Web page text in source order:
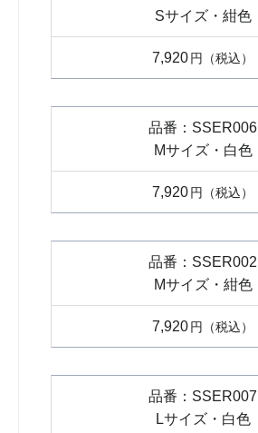
Sサイズ・紺色
7,920円
SSER006
Mサイズ・白色
7,920円
SSER002
Mサイズ・紺色
7,920円
SSER007
Lサイズ・白色